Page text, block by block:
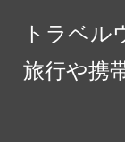
トラベル
旅行や携